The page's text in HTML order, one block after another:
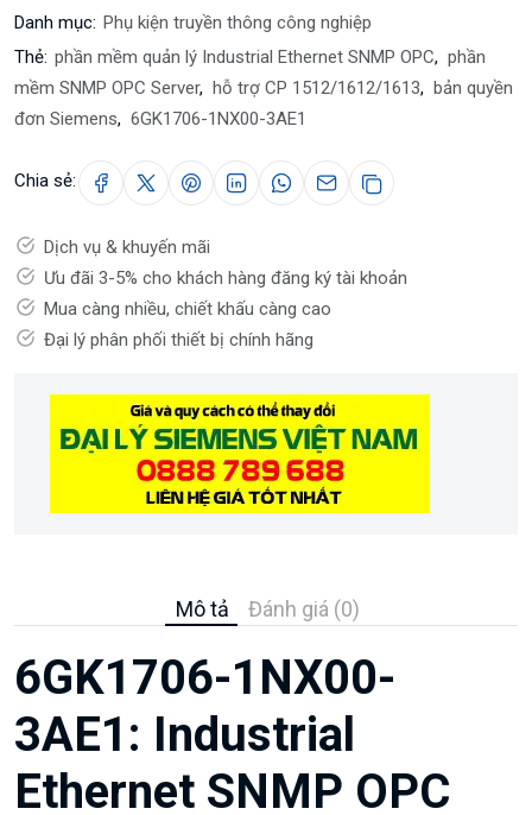
Danh mục: Phụ kiện truyền thông công nghiệp
Thẻ: phần mềm quản lý Industrial Ethernet SNMP OPC, phần
mềm SNMP OPC Server, hỗ trợ CP 1512/1612/1613, bản quyền
đơn Siemens, 6GK1706-1NX00-3AE1
Chia sẻ:
Dịch vụ & khuyến mãi
Ưu đãi 3-5% cho khách hàng đăng ký tài khoản
Mua càng nhiều, chiết khấu càng cao
Đại lý phân phối thiết bị chính hãng
Mô tả Đánh giá (0)
6GK1706-1NX00-
3AE1: Industrial
Ethernet SNMP OPC